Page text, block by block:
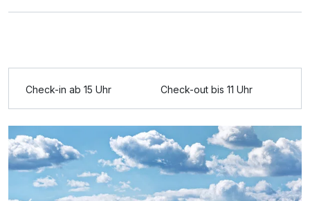
p.P. ab254,00 €
Doppelzimmer Standard
Check-in ab 15 Uhr Check-out bis 11 Uhr